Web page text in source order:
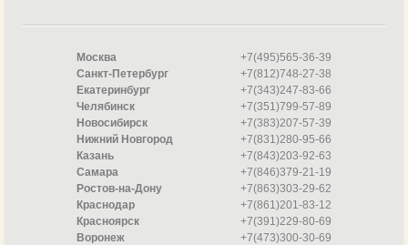
Москва
+7(495)565-36-39
Санкт-Петербург
+7(812)748-27-38
Екатеринбург
+7(343)247-83-66
Челябинск
+7(351)799-57-89
Новосибирск
+7(383)207-57-39
Нижний Новгород
+7(831)280-95-66
Казань
+7(843)203-92-63
Самара
+7(846)379-21-19
Ростов-на-Дону
+7(863)303-29-62
Краснодар
+7(861)201-83-12
Красноярск
+7(391)229-80-69
Воронеж
+7(473)300-30-69